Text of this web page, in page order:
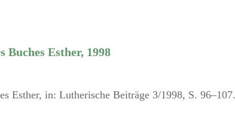
Esther, 1998
Esther, in: Lutherische Beiträge 3/1998, S. 96–107.